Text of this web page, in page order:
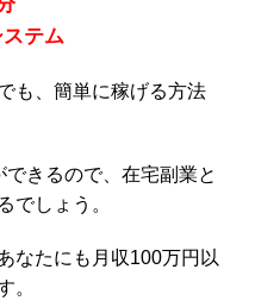
テム
も、簡単に稼げる方法
きるので、在宅副業と
でしょう。
なたにも月収100万円以
。